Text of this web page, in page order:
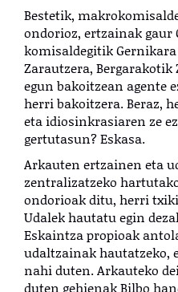
Bestetik,
ondorioz, ertzainak gaur
komisaldegitik
Zarautzera,
egun bakoitzean agente
herri bakoitzera. Beraz,
eta idiosinkrasiaren ze
gertutasun? Eskasa.
Arkauten ertzainen eta
zentralizatzeko
ondorioak ditu, herri
Udalek hautatu egin
Eskaintza propioak
udaltzainak hautatzeko,
nahi duten. Arkauteko
duten gehienak Bilbo